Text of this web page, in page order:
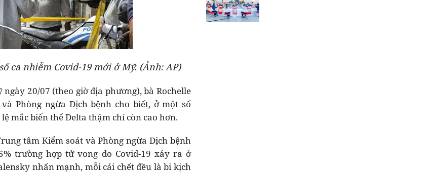
ca nhiễm Covid-19 mới ở Mỹ. (Ảnh: AP)
20/07 (theo giờ địa phương), bà Rochelle
Phòng ngừa Dịch bệnh cho biết, ở một số
mắc biến thể Delta thậm chí còn cao hơn.
tâm Kiểm soát và Phòng ngừa Dịch bệnh
trường hợp tử vong do Covid-19 xảy ra ở
nhấn mạnh, mỗi cái chết đều là bi kịch